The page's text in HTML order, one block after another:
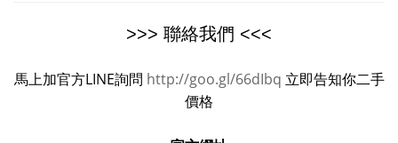
>>> 聯絡我們 <<<
馬上加官方LINE詢問 http://goo.gl/66dIbq 立即告知你二手
價格